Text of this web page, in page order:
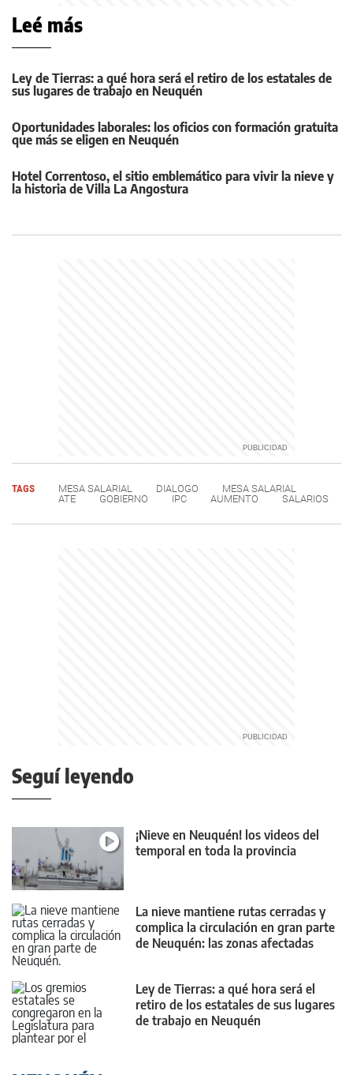
Leé más
Ley de Tierras: a qué hora será el retiro de los estatales de
sus lugares de trabajo en Neuquén
Oportunidades laborales: los oficios con formación gratuita
que más se eligen en Neuquén
Hotel Correntoso, el sitio emblemático para vivir la nieve y
la historia de Villa La Angostura
TAGS MESA SALARIAL DIALOGO
MESA SALARIAL
ATE
GOBIERNO IPC AUMENTO SALARIOS
Seguí leyendo
¡Nieve en Neuquén! los videos del
temporal en toda la provincia
La nieve mantiene rutas cerradas y
complica la circulación en gran parte
de Neuquén: las zonas afectadas
Ley de Tierras: a qué hora será el
retiro de los estatales de sus lugares
de trabajo en Neuquén